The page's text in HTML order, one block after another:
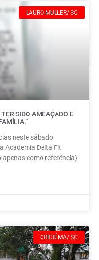
LAURO MULLER/ SC
SIDO AMEAÇADO E
neste sábado
Academia Delta Fit
como referência)
CRICIÚMA/ SC